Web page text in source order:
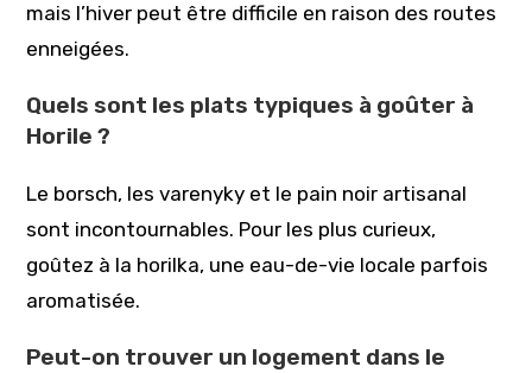
mais l’hiver peut être difficile en raison des routes
enneigées.
Quels sont les plats typiques à goûter à
Horile ?
Le borsch, les varenyky et le pain noir artisanal
sont incontournables. Pour les plus curieux,
goûtez à la horilka, une eau-de-vie locale parfois
aromatisée.
Peut-on trouver un logement dans le